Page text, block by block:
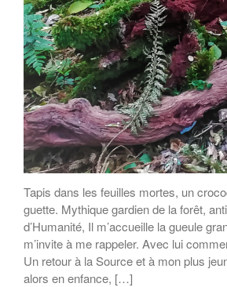
Tapis dans les feuilles mortes, un
guette. Mythique gardien de la forêt,
d’Humanité, Il m’accueille la gueule
m’invite à me rappeler. Avec lui
Un retour à la Source et à mon plus
alors en enfance, […]